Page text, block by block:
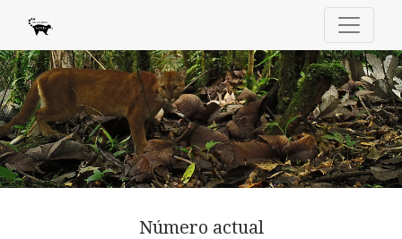
Mammalogy Notes
Número actual